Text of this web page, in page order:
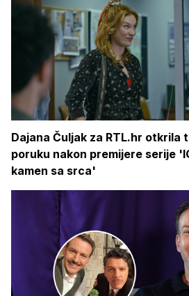
Dajana Čuljak za RTL.hr otkrila
poruku nakon premijere serije
kamen sa srca'